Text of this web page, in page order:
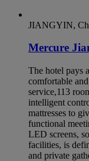
JIANGYIN,
Mercure
The hotel pays
comfortable
service,113
intelligent
mattresses to
functional
LED screens,
facilities, is
and private